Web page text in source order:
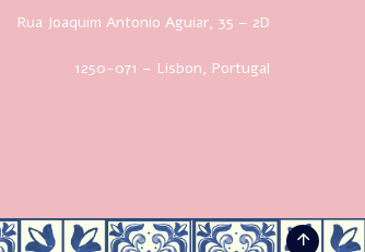
Rua Joaquim Antonio Aguiar, 35 – 2D
1250-071 – Lisbon, Portugal